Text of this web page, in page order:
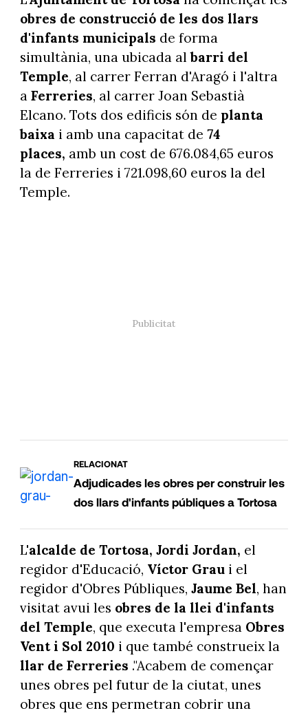
obres de construcció de les dos llars
d'infants municipals de forma
simultània, una ubicada albarri del
Temple, al carrer Ferran d'Aragó i l'altra
a Ferreries, al carrer Joan Sebastià
Elcano. Tots dos edificis són de planta
baixa i amb una capacitat de 74
places, amb un cost de 676.084,65 euros
la de Ferreries i 721.098,60 euros la del
Temple.
RELACIONAT
Adjudicades les obres per construir les
dos llars d'infants públiques a Tortosa
L'alcalde de Tortosa, Jordi Jordan, el
regidor d'Educació, Víctor Graui el
regidor d'Obres Públiques, Jaume Bel, han
visitat avui les obres de la llei d'infants
del Temple, que executa l'empresa Obres
Vent i Sol 2010 i que també construeix la
llar de Ferreries ."Acabem de començar
unes obres pel futur de la ciutat, unes
obres que ens permetran cobrir una